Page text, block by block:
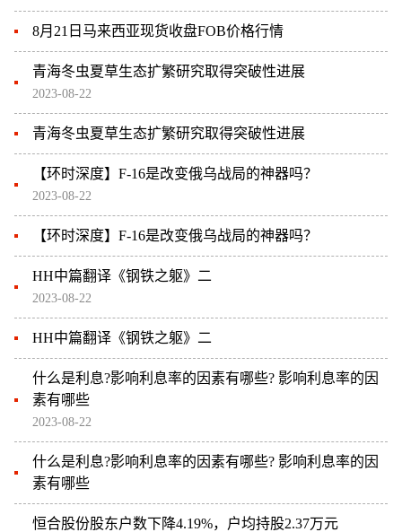
8月21日马来西亚现货收盘FOB价格行情
青海冬虫夏草生态扩繁研究取得突破性进展
2023-08-22
青海冬虫夏草生态扩繁研究取得突破性进展
【环时深度】F-16是改变俄乌战局的神器吗？
2023-08-22
【环时深度】F-16是改变俄乌战局的神器吗？
HH中篇翻译《钢铁之躯》二
2023-08-22
HH中篇翻译《钢铁之躯》二
什么是利息?影响利息率的因素有哪些? 影响利息率的因
素有哪些
2023-08-22
什么是利息?影响利息率的因素有哪些? 影响利息率的因
素有哪些
恒合股份股东户数下降4.19%，户均持股2.37万元